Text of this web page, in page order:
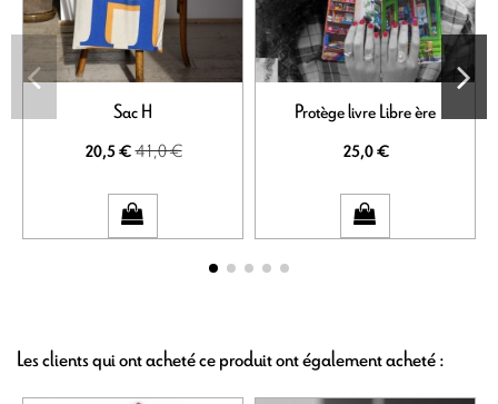
Sac H
20,5 €41,0 €
Protège livre Libre ère
25,0 €
Les clients qui ont acheté ce produit ont également acheté :